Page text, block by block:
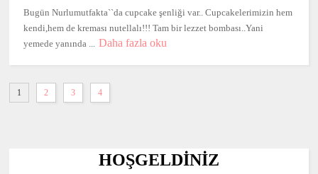
Bugün Nurlumutfakta``da cupcake şenliği var.. Cupcakelerimizin hem
kendi,hem de kreması nutellalı!!! Tam bir lezzet bombası..Yani
yemede yanında ... Daha fazla oku
1 2 3 4
HOŞGELDİNİZ